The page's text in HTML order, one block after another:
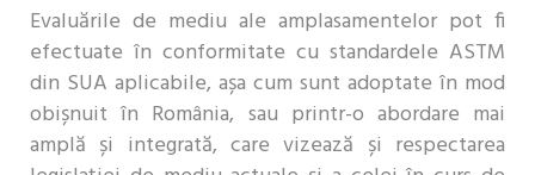
Evaluările de mediu ale amplasamentelor pot fi
efectuate în conformitate cu standardele ASTM
din SUA aplicabile, așa cum sunt adoptate în mod
obișnuit în România, sau printr-o abordare mai
amplă și integrată, care vizează și respectarea